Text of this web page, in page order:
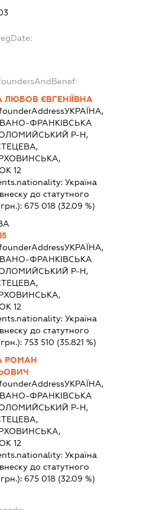
ЛЮБОВ ЄВГЕНІЇВНА
УКРАЇНА,
ФРАНКІВСЬКА
Р-Н,
12
Україна
до статутного
675 018 (32.09 %)
УКРАЇНА,
ФРАНКІВСЬКА
Р-Н,
12
Україна
до статутного
753 510 (35.821 %)
РОМАН
УКРАЇНА,
ФРАНКІВСЬКА
Р-Н,
12
Україна
до статутного
675 018 (32.09 %)